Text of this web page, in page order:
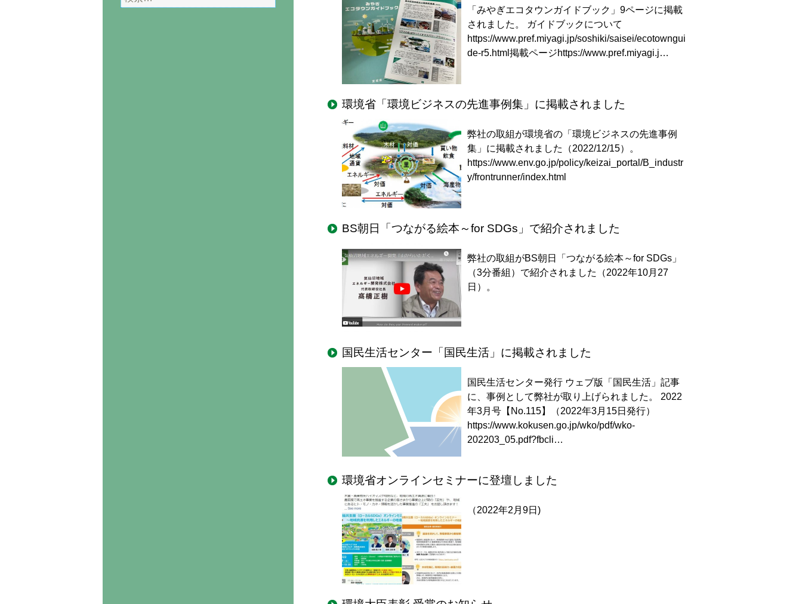
「みやぎエコタウンガイドブック」9ページに掲載
されました。 ガイドブックについて
https://www.pref.miyagi.jp/soshiki/saisei/ecotowngui
de-r5.html掲載ページhttps://www.pref.miyagi.j…
環境省「環境ビジネスの先進事例集」に掲載されました
弊社の取組が環境省の「環境ビジネスの先進事例
集」に掲載されました（2022/12/15）。
https://www.env.go.jp/policy/keizai_portal/B_industr
y/frontrunner/index.html
BS朝日「つながる絵本～for SDGs」で紹介されました
弊社の取組がBS朝日「つながる絵本～for SDGs」
（3分番組）で紹介されました（2022年10月27
日）。
国民生活センター「国民生活」に掲載されました
国民生活センター発行 ウェブ版「国民生活」記事
に、事例として弊社が取り上げられました。 2022
年3月号【No.115】（2022年3月15日発行）
https://www.kokusen.go.jp/wko/pdf/wko-
202203_05.pdf?fbcli…
環境省オンラインセミナーに登壇しました
（2022年2月9日)